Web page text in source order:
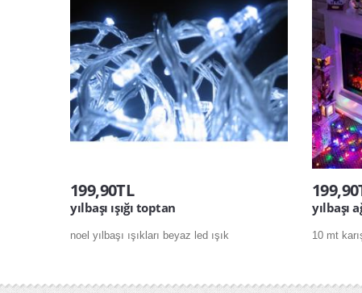
199,90TL
yılbaşı ışığı toptan
noel yılbaşı ışıkları beyaz led ışık
yılbaşı
10 mt